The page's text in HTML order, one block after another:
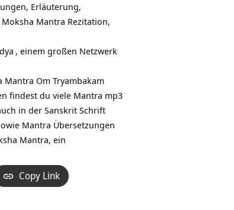
Erläuterung,
Mantra Rezitation,
, einem großen Netzwerk
Om Tryambakam
findest du viele Mantra mp3
in der Sanskrit Schrift
Mantra Übersetzungen
Mantra, ein
Copy Link